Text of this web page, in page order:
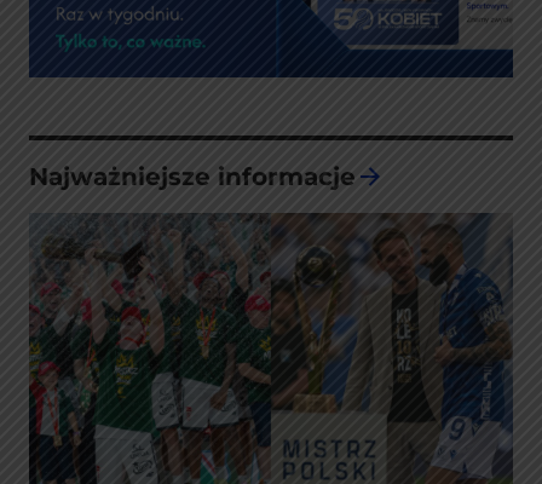
Najważniejsze informacje